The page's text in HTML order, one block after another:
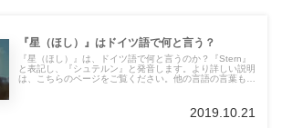
『星（ほし）』はドイツ語で何と言う？
『星（ほし）』は、ドイツ語で何と言うのか？『Stern』
と表記し、『シュテルン』と発音します。より詳しい説明
は、こちらのページをご覧ください。他の言語の言葉も紹
2019.10.21